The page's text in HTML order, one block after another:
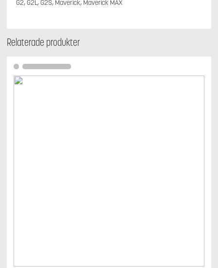
G2, G2L, G2S, Maverick, Maverick MAX
Relaterade produkter